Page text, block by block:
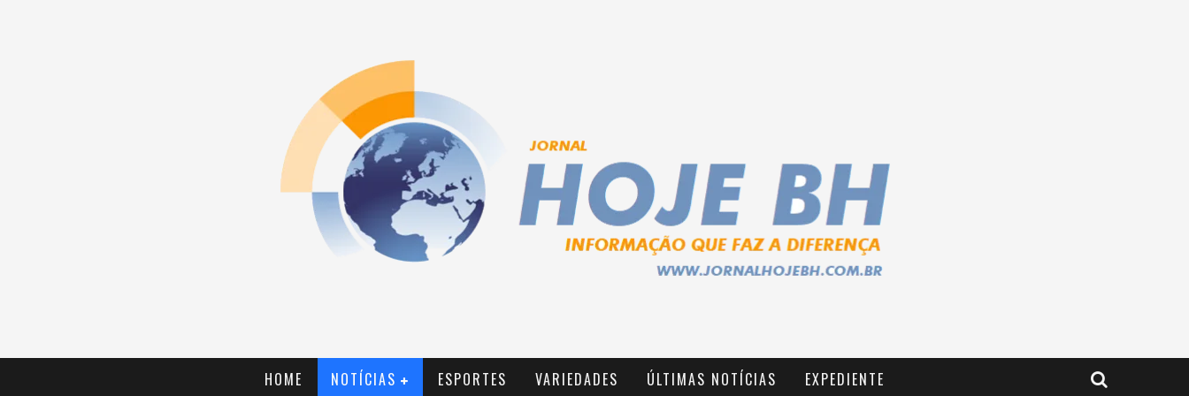
HOME NOTÍCIAS ESPORTES VARIEDADES ÚLTIMAS NOTÍCIAS EXPEDIENTE